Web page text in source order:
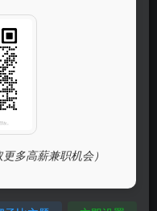
多高薪兼职机会）